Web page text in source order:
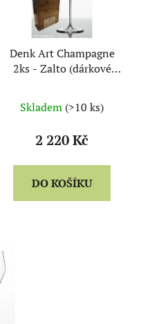
Denk Art Champagne
2ks - Zalto (dárkové
Skladem (>10 ks)
2 220 Kč
DO KOŠÍKU